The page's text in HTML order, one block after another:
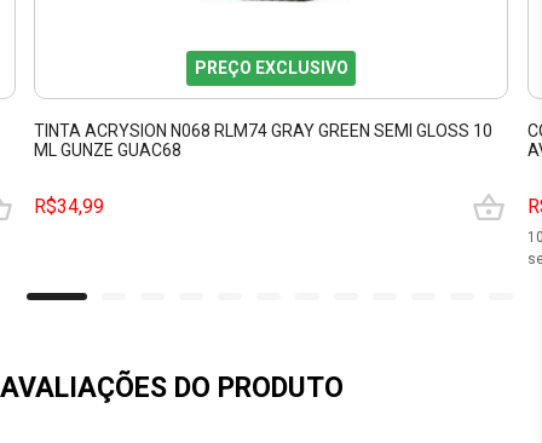
PREÇO EXCLUSIVO
TINTA ACRYSION N068 RLM74 GRAY GREEN SEMI GLOSS 10
ML GUNZE GUAC68
R$34,99
AVALIAÇÕES DO PRODUTO